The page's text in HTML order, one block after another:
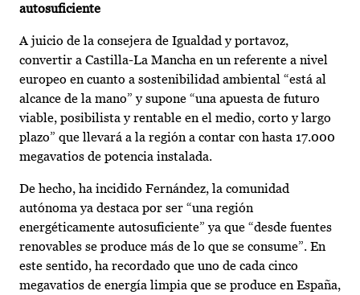
autosuficiente
A juicio de la consejera de Igualdad y portavoz,
convertir a Castilla-La Mancha en un referente a nivel
europeo en cuanto a sostenibilidad ambiental “está al
alcance de la mano” y supone “una apuesta de futuro
viable, posibilista y rentable en el medio, corto y largo
plazo” que llevará a la región a contar con hasta 17.000
megavatios de potencia instalada.
De hecho, ha incidido Fernández, la comunidad
autónoma ya destaca por ser “una región
energéticamente autosuficiente” ya que “desde fuentes
renovables se produce más de lo que se consume”. En
este sentido, ha recordado que uno de cada cinco
megavatios de energía limpia que se produce en España,